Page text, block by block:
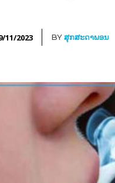
11/2023 BYສຸກສະດາພອນ